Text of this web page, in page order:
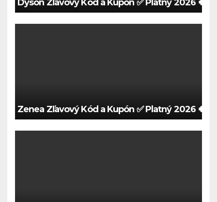
Dyson Zľavový Kód a Kupón ✅ Platný 2026 🍀
Zenea Zľavový Kód a Kupón ✅ Platný 2026 🍀